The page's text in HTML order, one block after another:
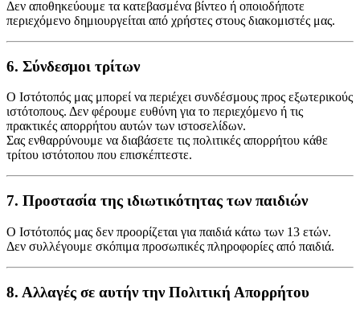
Δεν αποθηκεύουμε τα κατεβασμένα βίντεο ή οποιοδήποτε
περιεχόμενο δημιουργείται από χρήστες στους διακομιστές μας.
6. Σύνδεσμοι τρίτων
Ο Ιστότοπός μας μπορεί να περιέχει συνδέσμους προς εξωτερικούς
ιστότοπους. Δεν φέρουμε ευθύνη για το περιεχόμενο ή τις
πρακτικές απορρήτου αυτών των ιστοσελίδων.
Σας ενθαρρύνουμε να διαβάσετε τις πολιτικές απορρήτου κάθε
τρίτου ιστότοπου που επισκέπτεστε.
7. Προστασία της ιδιωτικότητας των παιδιών
Ο Ιστότοπός μας δεν προορίζεται για παιδιά κάτω των 13 ετών.
Δεν συλλέγουμε σκόπιμα προσωπικές πληροφορίες από παιδιά.
8. Αλλαγές σε αυτήν την Πολιτική Απορρήτου